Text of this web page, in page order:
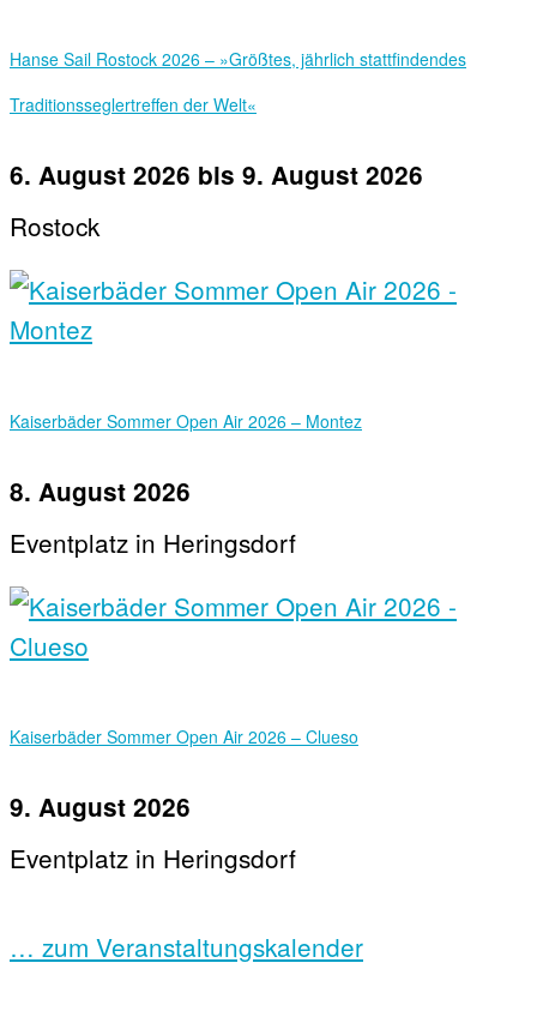
Hanse Sail Rostock 2026 – »Größtes, jährlich stattfindendes
Traditionsseglertreffen der Welt«
6. August 2026 bis 9. August 2026
Rostock
Kaiserbäder Sommer Open Air 2026 – Montez
8. August 2026
Eventplatz in Heringsdorf
Kaiserbäder Sommer Open Air 2026 – Clueso
9. August 2026
Eventplatz in Heringsdorf
… zum Veranstaltungskalender